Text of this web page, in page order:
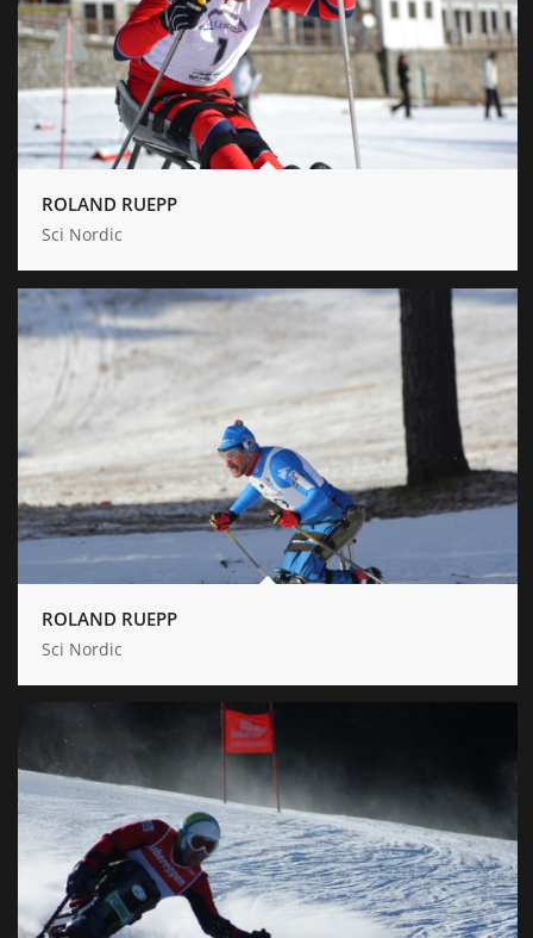
ROLAND RUEPP
Sci Nordic
ROLAND RUEPP
Sci Nordic